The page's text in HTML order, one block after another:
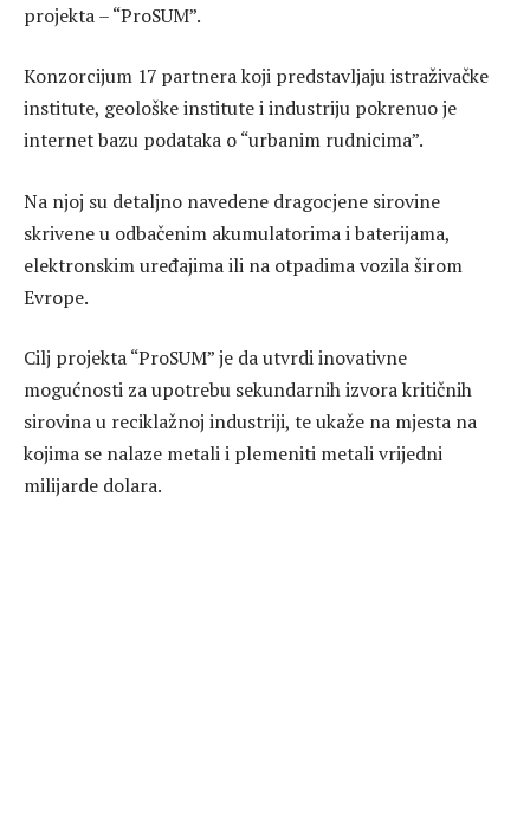
projekta – “ProSUM”.
Konzorcijum 17 partnera koji predstavljaju istraživačke
institute, geološke institute i industriju pokrenuo je
internet bazu podataka o “urbanim rudnicima”.
Na njoj su detaljno navedene dragocjene sirovine
skrivene u odbačenim akumulatorima i baterijama,
elektronskim uređajima ili na otpadima vozila širom
Evrope.
Cilj projekta “ProSUM” je da utvrdi inovativne
mogućnosti za upotrebu sekundarnih izvora kritičnih
sirovina u reciklažnoj industriji, te ukaže na mjesta na
kojima se nalaze metali i plemeniti metali vrijedni
milijarde dolara.